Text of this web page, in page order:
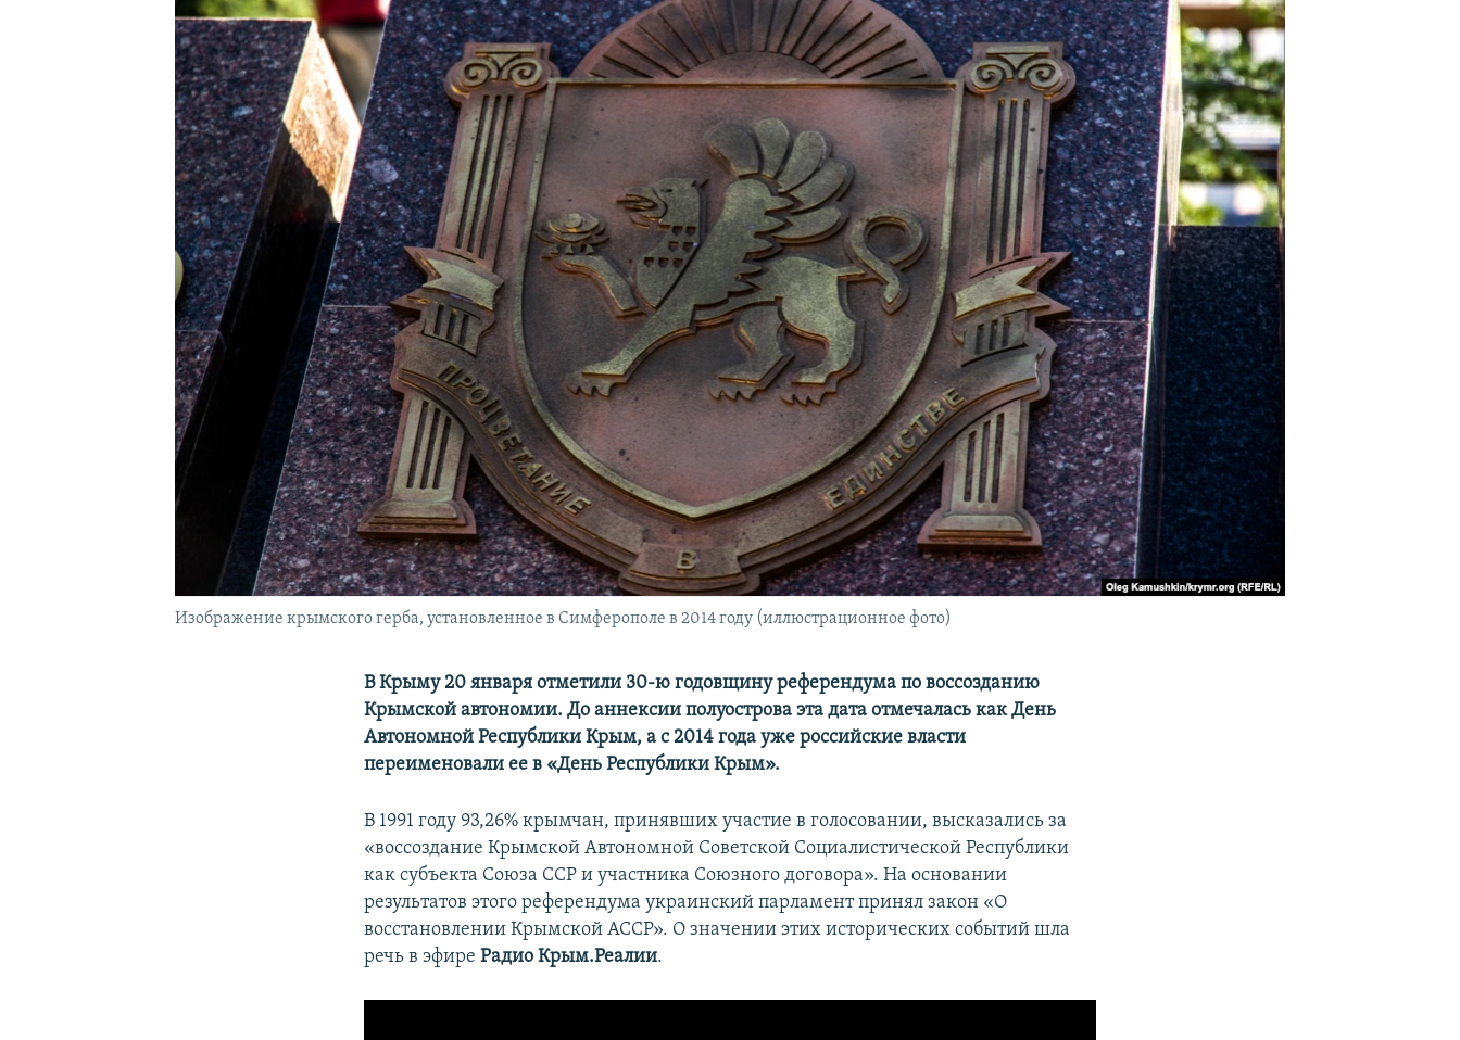
КРЫМ.НЕПОКОРЕННЫЙ
УКРАИНСКАЯ ПРОБЛЕМА КРЫМА
Изображение крымского герба, установленное в Симферополе в 2014 году (иллюстрационное фото)
В Крыму 20 января отметили 30-ю годовщину референдума по воссозданию
Крымской автономии. До аннексии полуострова эта дата отмечалась как День
Автономной Республики Крым, а с 2014 года уже российские власти
переименовали ее в «День Республики Крым».
В 1991 году 93,26% крымчан, принявших участие в голосовании, высказались за
«воссоздание Крымской Автономной Советской Социалистической Республики
как субъекта Союза ССР и участника Союзного договора». На основании
результатов этого референдума украинский парламент принял закон «О
восстановлении Крымской АССР». О значении этих исторических событий шла
речь в эфиреРадио Крым.Реалии.